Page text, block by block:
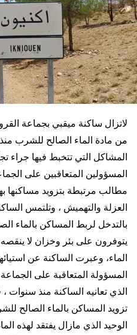
لاتزال ساكنة ميقبي بجماعة
من مادة الماء الصالح للشرب
المشاكل التي تتخبط فيها جراء
المسؤولين المتعاقبين على
مطالب مرتبطة بتزويد مساكنها
العزلة والتهميش ، وتلتمس
بالتدخل لربط المساكن بالماء
يتوفرون على بئر وخزان لا
الماء، وعبرت الساكنة عن
المسؤولة المتعاقبة على
الذي تعانيه الساكنة منذ سنوات
تزويد المساكن بالماء الصالح
الوحيد الذي مازال يفتقد لهذه